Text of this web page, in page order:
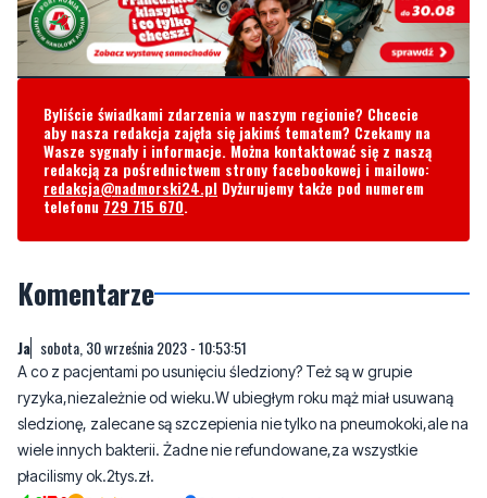
Byliście świadkami zdarzenia w naszym regionie? Chcecie
aby nasza redakcja zajęła się jakimś tematem? Czekamy na
Wasze sygnały i informacje. Można kontaktować się z naszą
redakcją za pośrednictwem strony facebookowej i mailowo:
redakcja@nadmorski24.pl Dyżurujemy także pod numerem
telefonu 729 715 670.
Komentarze
Ja sobota, 30 września 2023 - 10:53:51
A co z pacjentami po usunięciu śledziony? Też są w grupie
ryzyka,niezależnie od wieku.W ubiegłym roku mąż miał usuwaną
sledzionę, zalecane są szczepienia nie tylko na pneumokoki,ale na
wiele innych bakterii. Żadne nie refundowane,za wszystkie
płacilismy ok.2tys.zł.